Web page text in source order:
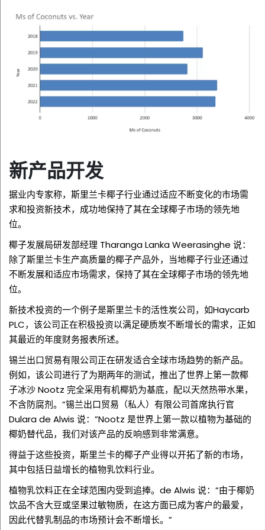
新产品开发
据业内专家称，斯里兰卡椰子行业通过适应不断变化的市场需
求和投资新技术，成功地保持了其在全球椰子市场的领先地
位。
椰子发展局研发部经理 Tharanga Lanka Weerasinghe 说：
除了斯里兰卡生产高质量的椰子产品外，当地椰子行业还通过
不断发展和适应市场需求，保持了其在全球椰子市场的领先地
位。
新技术投资的一个例子是斯里兰卡的活性炭公司，如Haycarb
PLC，该公司正在积极投资以满足硬质炭不断增长的需求，正如
其最近的年度财务报表所述。
锡兰出口贸易有限公司正在研发适合全球市场趋势的新产品。
例如，该公司进行了为期两年的测试，推出了世界上第一款椰
子冰沙Nootz 完全采用有机椰奶为基底，配以天然热带水果，
不含防腐剂。”锡兰出口贸易（私人）有限公司首席执行官
Dulara de Alwis 说：”Nootz 是世界上第一款以植物为基础的
椰奶替代品，我们对该产品的反响感到非常满意。
得益于这些投资，斯里兰卡的椰子产业得以开拓了新的市场，
其中包括日益增长的植物乳饮料行业。
植物乳饮料正在全球范围内受到追捧。de Alwis 说：“由于椰奶
饮品不含大豆或坚果过敏物质，在这方面已成为客户的最爱，
因此代替乳制品的市场预计会不断增长。”